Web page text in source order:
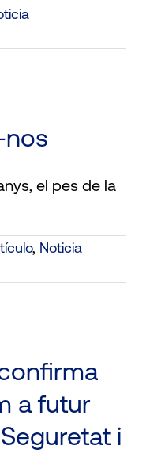
nos
el pes de la
, Noticia
a futur
i